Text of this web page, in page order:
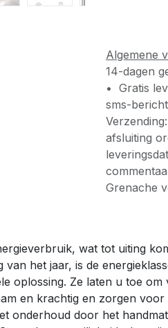
Algemene
14-dagen
• Gratis
sms-
afsluiting
Grenache
wat tot uiting
het jaar, is de
oplossing. Ze laten u toe
en krachtig en zorgen
onderhoud door het